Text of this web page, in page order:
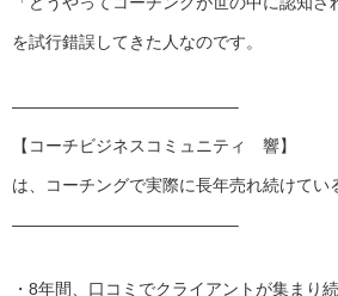
を試行錯誤してきた人なのです。
—————————————–
【コーチビジネスコミュニティ 響】
は、コーチングで実際に長年売れ続けてい
—————————————–
・8年間、口コミでクライアントが集まり